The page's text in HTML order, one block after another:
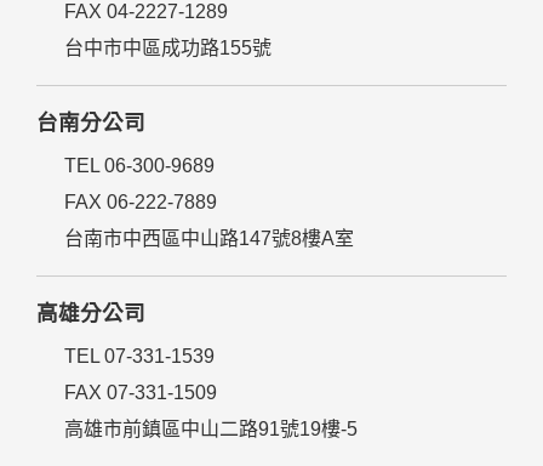
FAX 04-2227-1289
台中市中區成功路155號
台南分公司
TEL 06-300-9689
FAX 06-222-7889
台南市中西區中山路147號8樓A室
高雄分公司
TEL 07-331-1539
FAX 07-331-1509
高雄市前鎮區中山二路91號19樓-5